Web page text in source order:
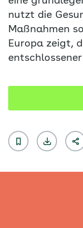
nutzt die
Maßnahmen
Europa zeigt,